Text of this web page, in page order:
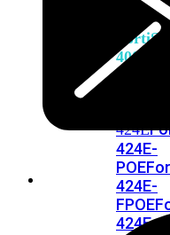
400
424E
424E-
POE
424E-
FPOE
424E-